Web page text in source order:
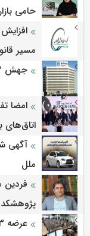
حامی
مسیر
جهش ۶۳ درصدی پرتفوی بیمه آسیا
امضا
اتاق‌های
ملل
عرضه ۵۰۳ هزار تنی محصولات در بورس کالا